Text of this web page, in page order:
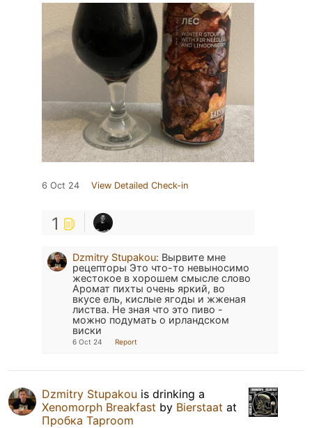
6 Oct 24 View Detailed Check-in
1
Dzmitry Stupakou: Вырвите мне
рецепторы Это что-то невыносимо
жестокое в хорошем смысле слово
Аромат пихты очень яркий, во
вкусе ель, кислые ягоды и жженая
листва. Не зная что это пиво -
можно подумать о ирландском
виски
6 Oct 24 Report
Dzmitry Stupakou is drinking a
Xenomorph Breakfast by Bierstaat at
Пробка Taproom